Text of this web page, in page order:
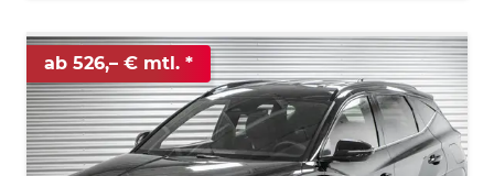
ab 526,– € mtl.